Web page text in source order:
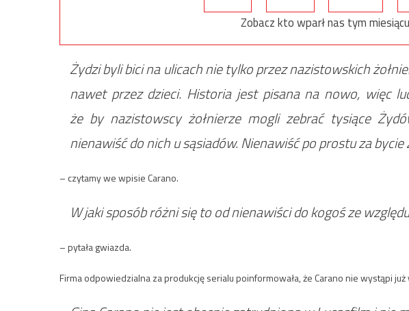
Zobacz kto wparł nas tym
Żydzi byli bici na ulicach nie tylko przez nazistowskich
nawet przez dzieci. Historia jest pisana na nowo, więc
że by nazistowscy żołnierze mogli zebrać tysiące
nienawiść do nich u sąsiadów. Nienawiść po prostu za bycie
– czytamy we wpisie Carano.
W jaki sposób różni się to od nienawiści do kogoś ze
– pytała gwiazda.
Firma odpowiedzialna za produkcję serialu poinformowała, że Carano nie wystąpi